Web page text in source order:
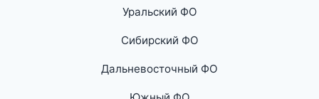
Уральский ФО
Сибирский ФО
Дальневосточный ФО